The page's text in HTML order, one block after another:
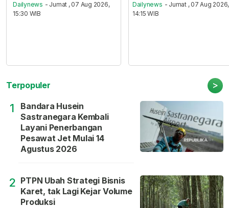
Dailynews - Jumat , 07 Aug 2026,
15:30 WIB
Dailynews - Jumat , 07 Aug 2026,
14:15 WIB
Terpopuler >
1
Bandara Husein
Sastranegara Kembali
Layani Penerbangan
Pesawat Jet Mulai 14
Agustus 2026
2 PTPN Ubah Strategi Bisnis
Karet, tak Lagi Kejar Volume
Produksi